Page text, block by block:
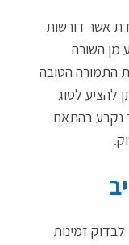
אשר דורשות
מן השורה
התמורה הטובה
להציע לסוג
נקבע בהתאם
זמינות